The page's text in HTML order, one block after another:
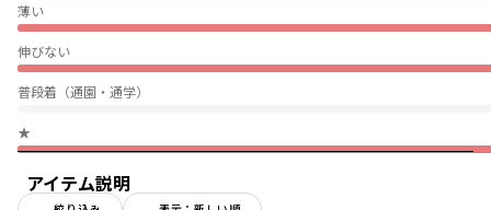
薄い
伸びない
普段着（通園・通学）
★
アイテム説明